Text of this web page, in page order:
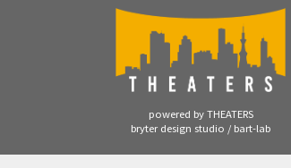
powered by THEATERS
bryter design studio / bart-lab